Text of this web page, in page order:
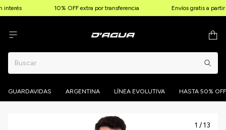
10% OFF extra por transferencia Envíos gratis a
GUARDAVIDAS ARGENTINA LÍNEA EVOLUTIVA HASTA 50% OFF
1 /13